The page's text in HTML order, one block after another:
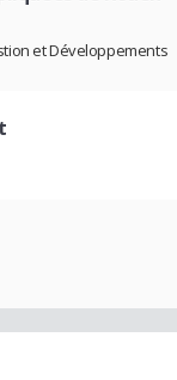
et Développements